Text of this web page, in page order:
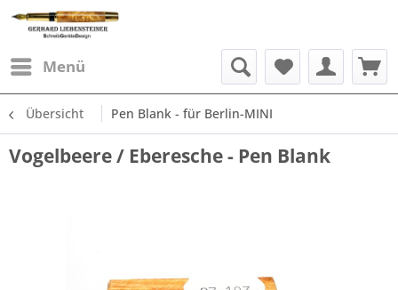
Menü
Übersicht Pen Blank - für Berlin-MINI
Vogelbeere / Eberesche - Pen Blank